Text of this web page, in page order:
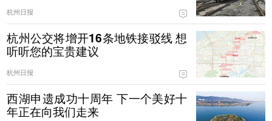
杭州日报
杭州公交将增开16条地铁接驳线 想
听听您的宝贵建议
杭州日报
西湖申遗成功十周年 下一个美好十
年正在向我们走来